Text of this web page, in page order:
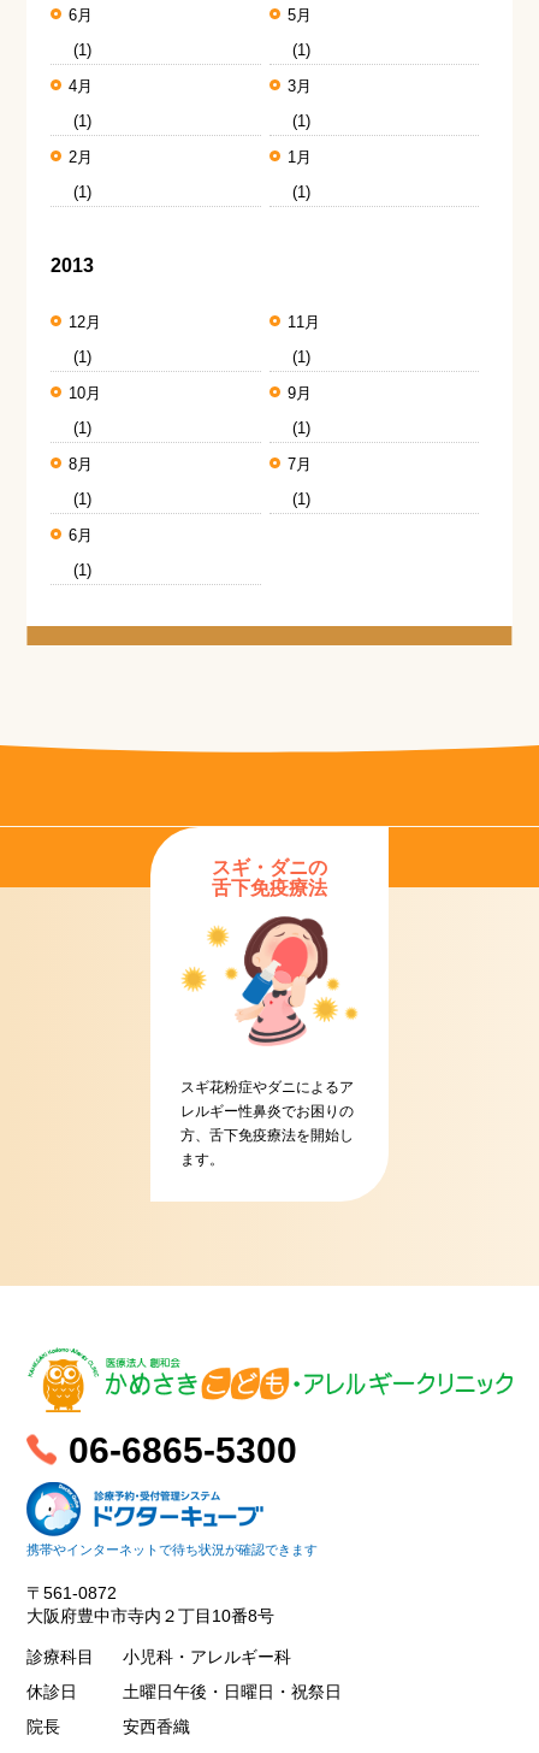
6月
(1)
5月
(1)
4月
(1)
3月
(1)
2月
(1)
1月
(1)
2013
12月
(1)
11月
(1)
10月
(1)
9月
(1)
8月
(1)
7月
(1)
6月
(1)
スギ・ダニの
舌下免疫療法
スギ花粉症やダニによるア
レルギー性鼻炎でお困りの
方、舌下免疫療法を開始し
ます。
06-6865-5300
携帯やインターネットで待ち状況が確認できます
〒561-0872
大阪府豊中市寺内２丁目10番8号
診療科目
小児科・アレルギー科
休診日
土曜日午後・日曜日・祝祭日
院長
安西香織